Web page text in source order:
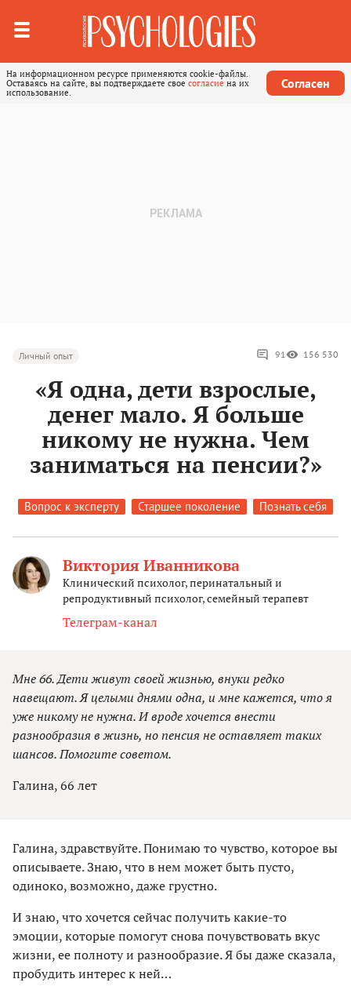
На информационном ресурсе применяются cookie-файлы.
Оставаясь на сайте, вы подтверждаете свое согласие на их
использование.
Согласен
Личный опыт 91 156 530
«Я одна, дети взрослые,
денег мало. Я больше
никому не нужна. Чем
заниматься на пенсии?»
Вопрос к эксперту Старшее поколение Познать себя
Виктория Иванникова
Клинический психолог, перинатальный и
репродуктивный психолог, семейный терапевт
Телеграм-канал
Мне 66. Дети живут своей жизнью, внуки редко
навещают. Я целыми днями одна, и мне кажется, что я
уже никому не нужна. И вроде хочется внести
разнообразия в жизнь, но пенсия не оставляет таких
шансов. Помогите советом.
Галина, 66 лет
Галина, здравствуйте. Понимаю то чувство, которое вы
описываете. Знаю, что в нем может быть пусто,
одиноко, возможно, даже грустно.
И знаю, что хочется сейчас получить какие-то
эмоции, которые помогут снова почувствовать вкус
жизни, ее полноту и разнообразие. Я бы даже сказала,
пробудить интерес к ней…